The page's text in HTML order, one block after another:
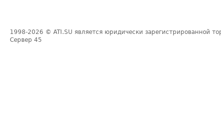
1998-2026 © ATI.SU является юридически зарегистрированной
Сервер 45